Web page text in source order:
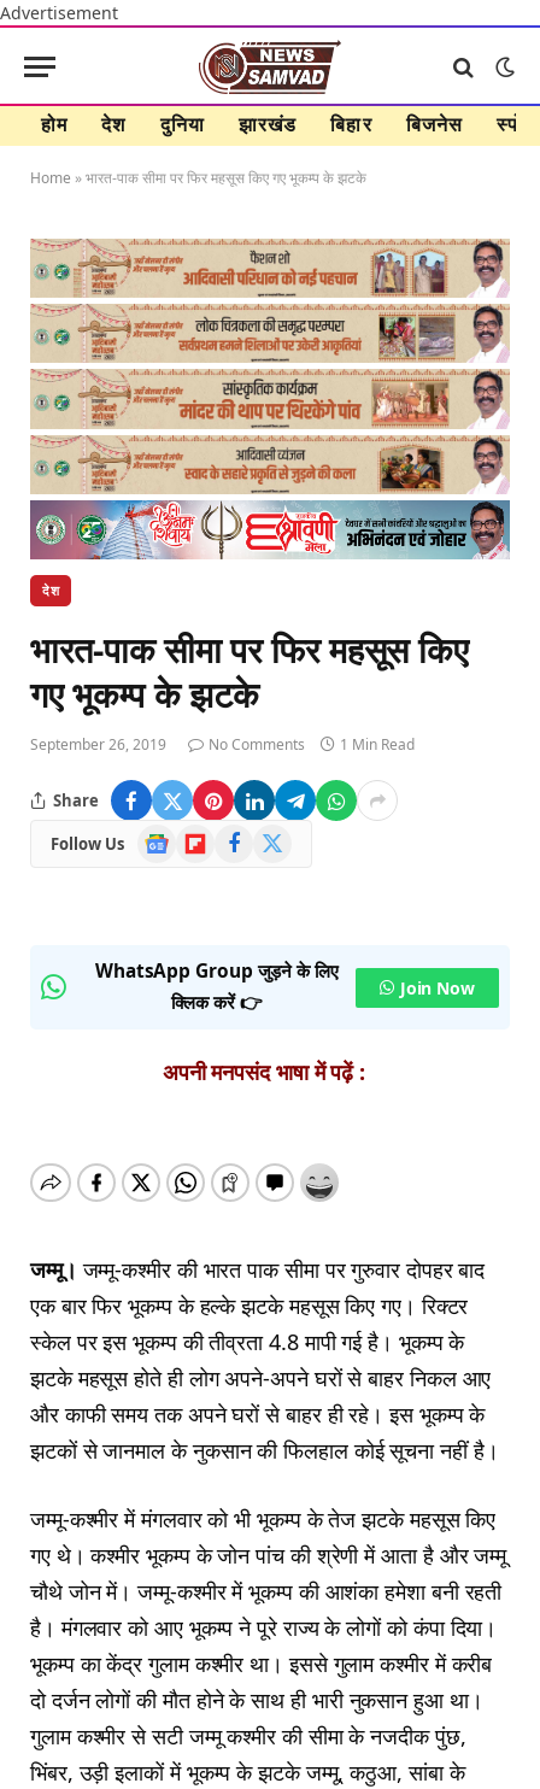
Advertisement
होम देश दुनिया झारखंड बिहार बिजनेस
Home »भारत-पाक सीमा पर फिर महसूस किए गए भूकम्प के झटके
देश
भारत-पाक सीमा पर फिर महसूस किए
गए भूकम्प के झटके
September 26, 2019 No Comments 1 Min Read
Share
Follow Us
Google
News
FlipboardFacebook
WhatsApp Group जुड़ने के लिए
क्लिक करें 👉
Join Now
अपनी मनपसंद भाषा में पढ़ें :
जम्मू। जम्मू-कश्मीर की भारत पाक सीमा पर गुरुवार दोपहर बाद
एक बार फिर भूकम्प के हल्के झटके महसूस किए गए। रिक्टर
स्केल पर इस भूकम्प की तीव्रता 4.8 मापी गई है। भूकम्प के
झटके महसूस होते ही लोग अपने-अपने घरों से बाहर निकल आए
और काफी समय तक अपने घरों से बाहर ही रहे। इस भूकम्प के
झटकों से जानमाल के नुकसान की फिलहाल कोई सूचना नहीं है।
जम्मू-कश्मीर में मंगलवार को भी भूकम्प के तेज झटके महसूस किए
गए थे। कश्मीर भूकम्प के जोन पांच की श्रेणी में आता है और जम्मू
चौथे जोन में। जम्मू-कश्मीर में भूकम्प की आशंका हमेशा बनी रहती
है। मंगलवार को आए भूकम्प ने पूरे राज्य के लोगों को कंपा दिया।
भूकम्प का केंद्र गुलाम कश्मीर था। इससे गुलाम कश्मीर में करीब
दो दर्जन लोगों की मौत होने के साथ ही भारी नुकसान हुआ था।
गुलाम कश्मीर से सटी जम्मू कश्मीर की सीमा के नजदीक पुंछ,
भिंबर, उड़ी इलाकों में भूकम्प के झटके जम्मू, कठुआ, सांबा के